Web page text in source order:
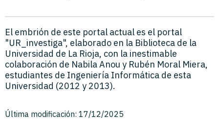
El embrión de este portal actual es el portal
"UR_investiga", elaborado en la Biblioteca de la
Universidad de La Rioja, con la inestimable
colaboración de Nabila Anou y Rubén Moral Miera,
estudiantes de Ingeniería Informática de esta
Universidad (2012 y 2013).
Última modificación: 17/12/2025